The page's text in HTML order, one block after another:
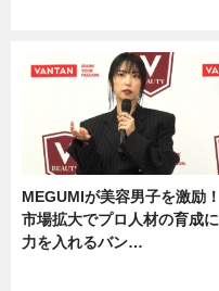
MEGUMIが美容男子を激励！
市場拡大でプロ人材の育成に
力を入れるバン…